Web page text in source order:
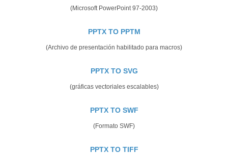
(Microsoft PowerPoint 97-2003)
PPTX TO PPTM
(Archivo de presentación habilitado para macros)
PPTX TO SVG
(gráficas vectoriales escalables)
PPTX TO SWF
(Formato SWF)
PPTX TO TIFF